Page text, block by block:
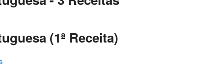
(1ª Receita)